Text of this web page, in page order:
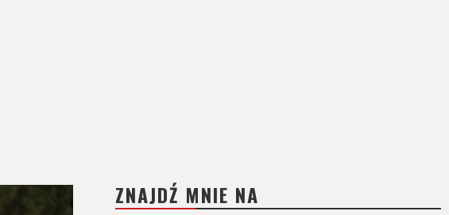
ZNAJDŹ MNIE NA